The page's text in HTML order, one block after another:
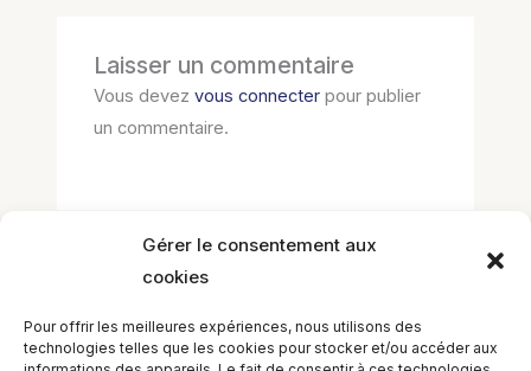
Gérer le consentement aux
cookies
Pour offrir les meilleures expériences, nous utilisons des
technologies telles que les cookies pour stocker et/ou accéder aux
Laisser un commentaire
Vous devezvous connecter pour publier
un commentaire.